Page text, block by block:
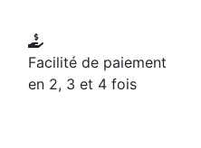
Facilité de paiement
en 2, 3 et 4 fois